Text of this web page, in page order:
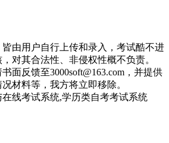
由用户自行上传和录入，考试酷不进
对其合法性、非侵权性概不负责。
面反馈至3000soft@163.com，并提供
材料等，我方将立即移除。
在线考试系统,学历类自考考试系统